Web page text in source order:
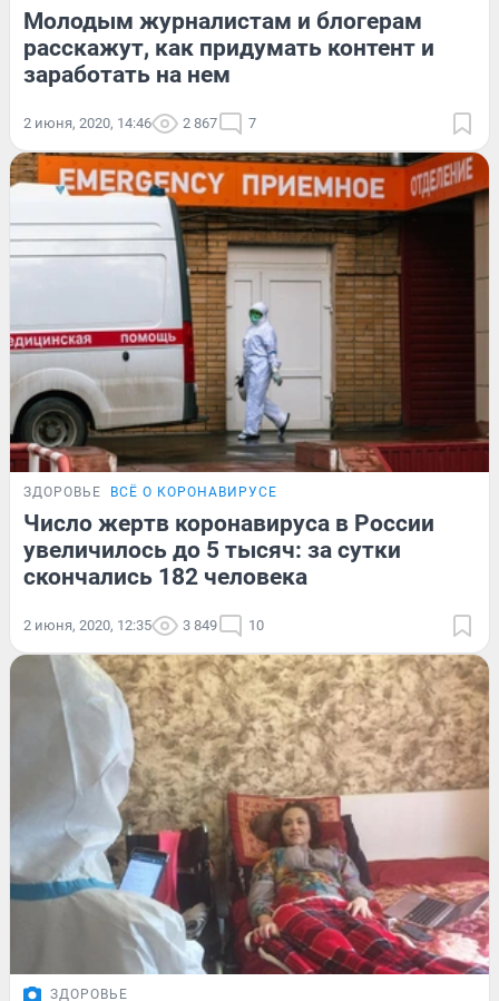
Молодым журналистам и блогерам
расскажут, как придумать контент и
заработать на нем
2 июня, 2020, 14:46 2 867 7
ЗДОРОВЬЕ ВСЁ О КОРОНАВИРУСЕ
Число жертв коронавируса в России
увеличилось до 5 тысяч: за сутки
скончались 182 человека
2 июня, 2020, 12:35 3 849 10
ЗДОРОВЬЕ